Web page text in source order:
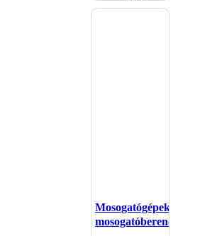
Mosogatógépek,
mosogatóberendezések